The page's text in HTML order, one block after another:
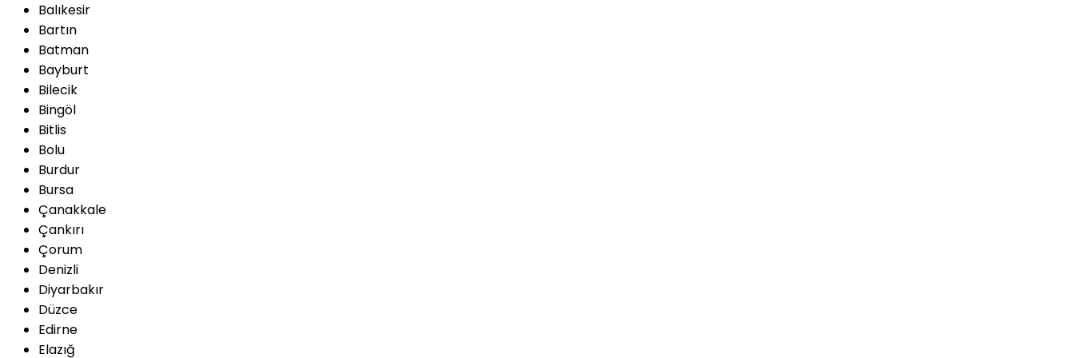
Balıkesir
Bartın
Batman
Bayburt
Bilecik
Bingöl
Bitlis
Bolu
Burdur
Bursa
Çanakkale
Çankırı
Çorum
Denizli
Diyarbakır
Düzce
Edirne
Elazığ